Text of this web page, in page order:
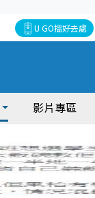
U GO搵好去處
影片專區